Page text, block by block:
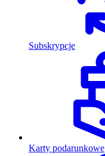
Subskrypcje
Karty podarunkowe